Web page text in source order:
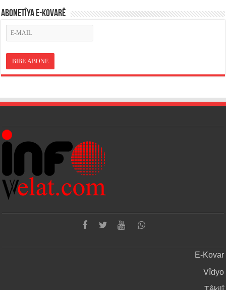
ABONETÎYA E-KOVARÊ
E-Kovar
Vîdyo